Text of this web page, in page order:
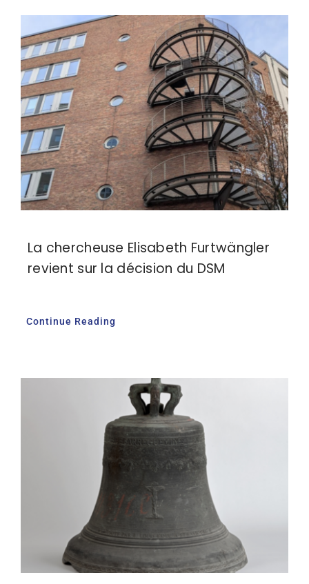
La chercheuse Elisabeth Furtwängler
revient sur la décision du DSM
Continue Reading